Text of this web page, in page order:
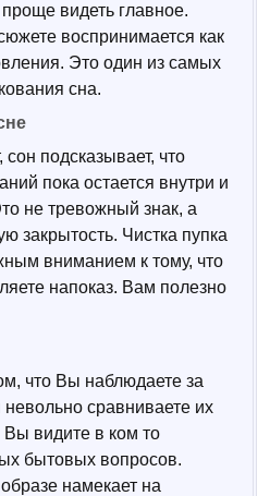
видеть главное.
воспринимается как
Это один из самых
сна.
подсказывает, что
пока остается внутри и
не тревожный знак, а
закрытость. Чистка пупка
вниманием к тому, что
напоказ. Вам полезно
что Вы наблюдаете за
сравниваете их
видите в ком то
бытовых вопросов.
намекает на